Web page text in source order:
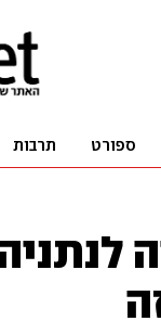
ספורט תרבות